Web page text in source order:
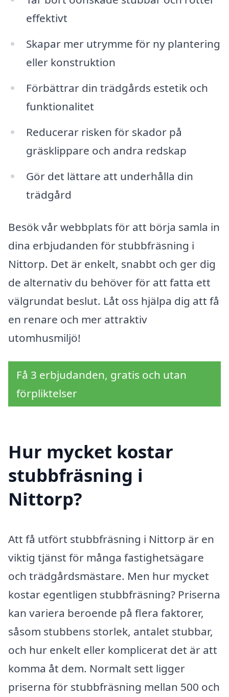
effektivt
Skapar mer utrymme för ny plantering
eller konstruktion
Förbättrar din trädgårds estetik och
funktionalitet
Reducerar risken för skador på
gräsklippare och andra redskap
Gör det lättare att underhålla din
trädgård
Besök vår webbplats för att börja samla in
dina erbjudanden för stubbfräsning i
Nittorp. Det är enkelt, snabbt och ger dig
de alternativ du behöver för att fatta ett
välgrundat beslut. Låt oss hjälpa dig att få
en renare och mer attraktiv
utomhusmiljö!
Få 3 erbjudanden, gratis och utan
förpliktelser
Hur mycket kostar
stubbfräsning i
Nittorp?
Att få utfört stubbfräsning i Nittorp är en
viktig tjänst för många fastighetsägare
och trädgårdsmästare. Men hur mycket
kostar egentligen stubbfräsning? Priserna
kan variera beroende på flera faktorer,
såsom stubbens storlek, antalet stubbar,
och hur enkelt eller komplicerat det är att
komma åt dem. Normalt sett ligger
priserna för stubbfräsning mellan 500 och